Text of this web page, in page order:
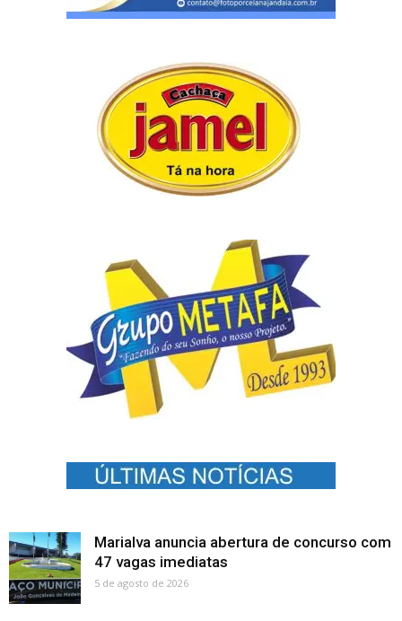
Marialva anuncia abertura de concurso com
47 vagas imediatas
5 de agosto de 2026